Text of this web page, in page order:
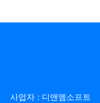
사업자 : 디앤엠소프트